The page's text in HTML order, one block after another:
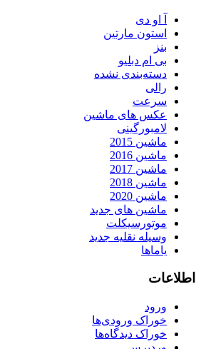
آ او دی
استون مارتین
بنز
بی ام دبلیو
دسته‌بندی نشده
رالی
سرعت
عکس های ماشین
لامبورگینی
ماشین 2015
ماشین 2016
ماشین 2017
ماشین 2018
ماشین 2020
ماشین های جدید
موتورسیکلت
وسیله نقلیه جدید
یاماها
اطلاعات
ورود
خوراک ورودی‌ها
خوراک دیدگاه‌ها